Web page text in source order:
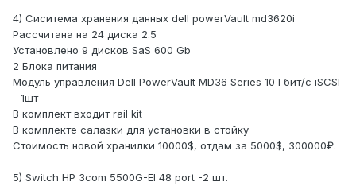
4) Сиситема хранения данных dell powerVault md3620i
Рассчитана на 24 диска 2.5
Установлено 9 дисков SaS 600 Gb
2 Блока питания
Модуль управления Dell PowerVault MD36 Series 10 Гбит/с iSCSI
- 1шт
В комплект входит rail kit
В комплекте салазки для установки в стойку
Стоимость новой хранилки 10000$, отдам за 5000$, 300000₽.
5) Switch HP 3com 5500G-EI 48 port -2 шт.